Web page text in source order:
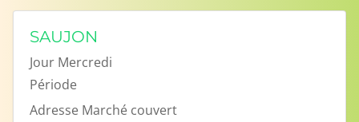
SAUJON
Jour Mercredi
Période
Adresse Marché couvert